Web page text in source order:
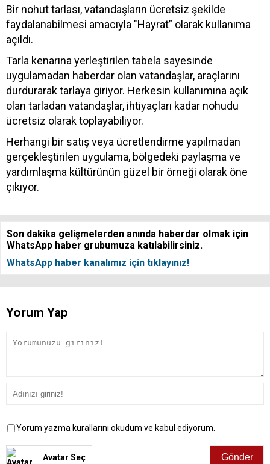
Bir nohut tarlası, vatandaşların ücretsiz şekilde
faydalanabilmesi amacıyla "Hayrat” olarak kullanıma
açıldı.
Tarla kenarına yerleştirilen tabela sayesinde
uygulamadan haberdar olan vatandaşlar, araçlarını
durdurarak tarlaya giriyor. Herkesin kullanımına açık
olan tarladan vatandaşlar, ihtiyaçları kadar nohudu
ücretsiz olarak toplayabiliyor.
Herhangi bir satış veya ücretlendirme yapılmadan
gerçekleştirilen uygulama, bölgedeki paylaşma ve
yardımlaşma kültürünün güzel bir örneği olarak öne
çıkıyor.
Son dakika gelişmelerden anında haberdar olmak için
WhatsApp haber grubumuza katılabilirsiniz.
WhatsApp haber kanalımız için tıklayınız!
Yorum Yap
Yorum yazma kurallarını okudum ve kabul ediyorum.
Avatar Seç